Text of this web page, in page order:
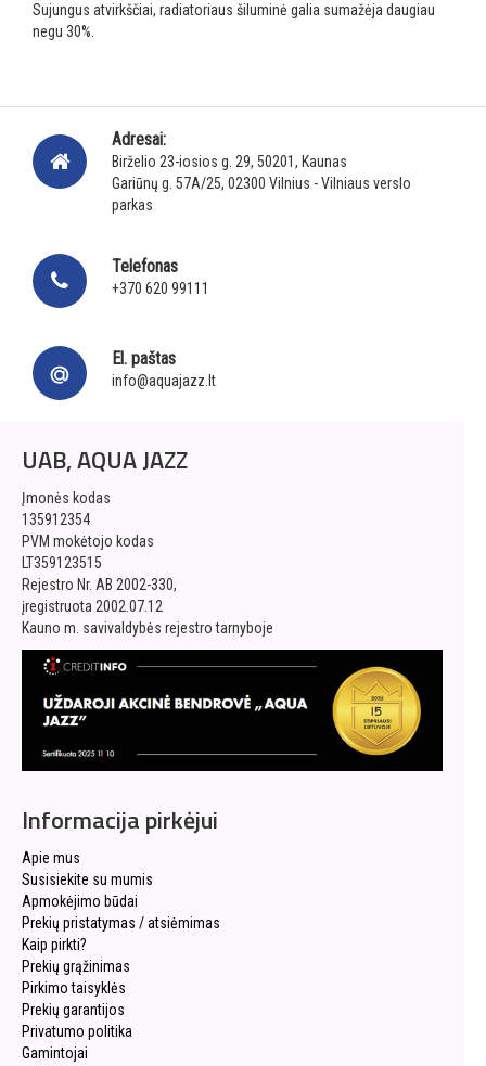
Sujungus atvirkščiai, radiatoriaus šiluminė galia sumažėja daugiau
negu 30%.
Adresai:
Birželio 23-iosios g. 29, 50201, Kaunas
Gariūnų g. 57A/25, 02300 Vilnius - Vilniaus verslo
parkas
Telefonas
+370 620 99111
El. paštas
info@aquajazz.lt
UAB, AQUA JAZZ
Įmonės kodas
135912354
PVM mokėtojo kodas
LT359123515
Rejestro Nr. AB 2002-330,
įregistruota 2002.07.12
Kauno m. savivaldybės rejestro tarnyboje
Informacija pirkėjui
Apie mus
Susisiekite su mumis
Apmokėjimo būdai
Prekių pristatymas / atsiėmimas
Kaip pirkti?
Prekių grąžinimas
Pirkimo taisyklės
Prekių garantijos
Privatumo politika
Gamintojai